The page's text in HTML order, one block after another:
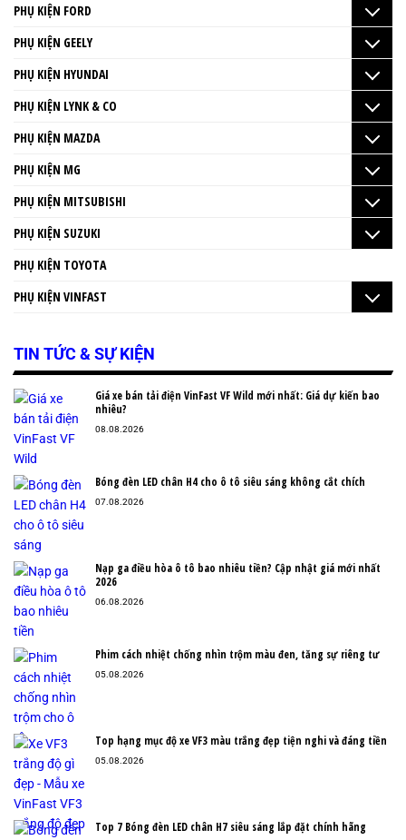
PHỤ KIỆN FORD
PHỤ KIỆN GEELY
PHỤ KIỆN HYUNDAI
PHỤ KIỆN LYNK & CO
PHỤ KIỆN MAZDA
PHỤ KIỆN MG
PHỤ KIỆN MITSUBISHI
PHỤ KIỆN SUZUKI
PHỤ KIỆN TOYOTA
PHỤ KIỆN VINFAST
TIN TỨC & SỰ KIỆN
Giá xe bán tải điện VinFast VF Wild mới nhất: Giá dự kiến bao
nhiêu?
08.08.2026
Bóng đèn LED chân H4 cho ô tô siêu sáng không cắt chích
07.08.2026
Nạp ga điều hòa ô tô bao nhiêu tiền? Cập nhật giá mới nhất
2026
06.08.2026
Phim cách nhiệt chống nhìn trộm màu đen, tăng sự riêng tư
05.08.2026
Top hạng mục độ xe VF3 màu trắng đẹp tiện nghi và đáng tiền
05.08.2026
Top 7 Bóng đèn LED chân H7 siêu sáng lắp đặt chính hãng